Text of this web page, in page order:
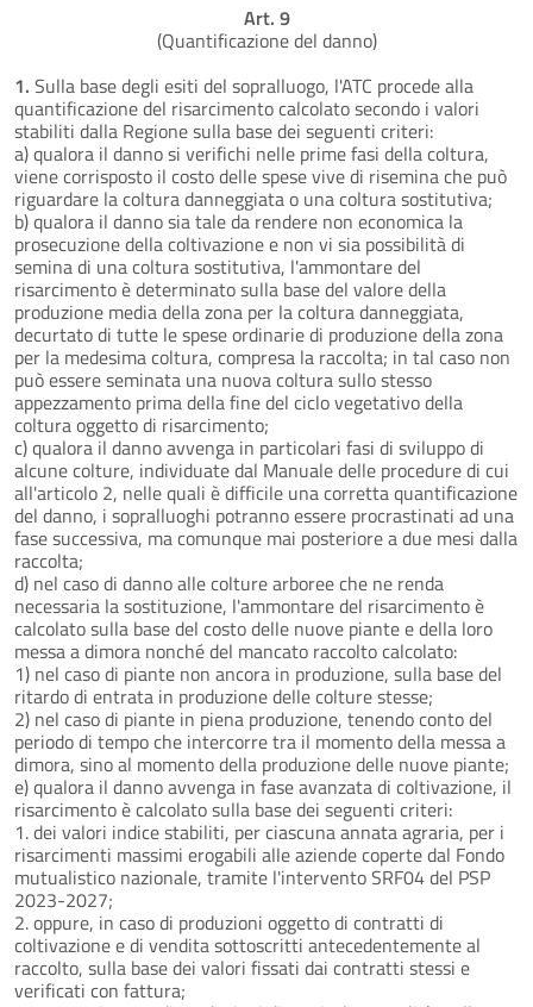
Art. 9
(Quantificazione del danno)
1. Sulla base degli esiti del sopralluogo, l'ATC procede alla
quantificazione del risarcimento calcolato secondo i valori
stabiliti dalla Regione sulla base dei seguenti criteri:
a) qualora il danno si verifichi nelle prime fasi della coltura,
viene corrisposto il costo delle spese vive di risemina che può
riguardare la coltura danneggiata o una coltura sostitutiva;
b) qualora il danno sia tale da rendere non economica la
prosecuzione della coltivazione e non vi sia possibilità di
semina di una coltura sostitutiva, l'ammontare del
risarcimento è determinato sulla base del valore della
produzione media della zona per la coltura danneggiata,
decurtato di tutte le spese ordinarie di produzione della zona
per la medesima coltura, compresa la raccolta; in tal caso non
può essere seminata una nuova coltura sullo stesso
appezzamento prima della fine del ciclo vegetativo della
coltura oggetto di risarcimento;
c) qualora il danno avvenga in particolari fasi di sviluppo di
alcune colture, individuate dal Manuale delle procedure di cui
all'articolo 2, nelle quali è difficile una corretta quantificazione
del danno, i sopralluoghi potranno essere procrastinati ad una
fase successiva, ma comunque mai posteriore a due mesi dalla
raccolta;
d) nel caso di danno alle colture arboree che ne renda
necessaria la sostituzione, l'ammontare del risarcimento è
calcolato sulla base del costo delle nuove piante e della loro
messa a dimora nonché del mancato raccolto calcolato:
1) nel caso di piante non ancora in produzione, sulla base del
ritardo di entrata in produzione delle colture stesse;
2) nel caso di piante in piena produzione, tenendo conto del
periodo di tempo che intercorre tra il momento della messa a
dimora, sino al momento della produzione delle nuove piante;
e) qualora il danno avvenga in fase avanzata di coltivazione, il
risarcimento è calcolato sulla base dei seguenti criteri:
1. dei valori indice stabiliti, per ciascuna annata agraria, per i
risarcimenti massimi erogabili alle aziende coperte dal Fondo
mutualistico nazionale, tramite l'intervento SRF04 del PSP
2023-2027;
2. oppure, in caso di produzioni oggetto di contratti di
coltivazione e di vendita sottoscritti antecedentemente al
raccolto, sulla base dei valori fissati dai contratti stessi e
verificati con fattura;